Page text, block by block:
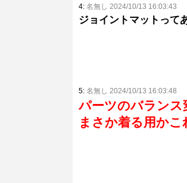
4: 名無し 2024/10/13 16:03:43
ジョイントマットって
5: 名無し 2024/10/13 16:03:48
パーツのバラン
まさか着る用かこ